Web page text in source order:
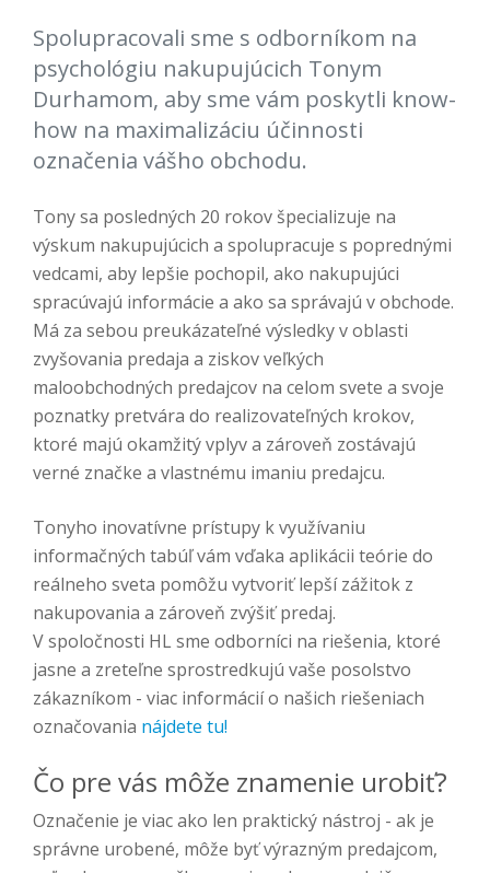
Spolupracovali sme s odborníkom na
psychológiu nakupujúcich Tonym
Durhamom, aby sme vám poskytli know-
how na maximalizáciu účinnosti
označenia vášho obchodu.
Tony sa posledných 20 rokov špecializuje na
výskum nakupujúcich a spolupracuje s poprednými
vedcami, aby lepšie pochopil, ako nakupujúci
spracúvajú informácie a ako sa správajú v obchode.
Má za sebou preukázateľné výsledky v oblasti
zvyšovania predaja a ziskov veľkých
maloobchodných predajcov na celom svete a svoje
poznatky pretvára do realizovateľných krokov,
ktoré majú okamžitý vplyv a zároveň zostávajú
verné značke a vlastnému imaniu predajcu.
Tonyho inovatívne prístupy k využívaniu
informačných tabúľ vám vďaka aplikácii teórie do
reálneho sveta pomôžu vytvoriť lepší zážitok z
nakupovania a zároveň zvýšiť predaj.
V spoločnosti HL sme odborníci na riešenia, ktoré
jasne a zreteľne sprostredkujú vaše posolstvo
zákazníkom - viac informácií o našich riešeniach
označovania nájdete tu!
Čo pre vás môže znamenie urobiť?
Označenie je viac ako len praktický nástroj - ak je
správne urobené, môže byť výrazným predajcom,